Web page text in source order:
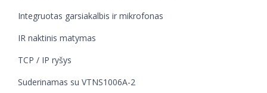
Integruotas garsiakalbis ir mikrofonas
IR naktinis matymas
TCP / IP ryšys
Suderinamas su VTNS1006A-2